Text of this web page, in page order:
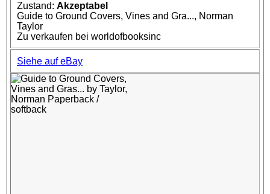
Zustand: Akzeptabel
Guide to Ground Covers, Vines and Gra..., Norman
Taylor
Zu verkaufen bei worldofbooksinc
Siehe auf eBay